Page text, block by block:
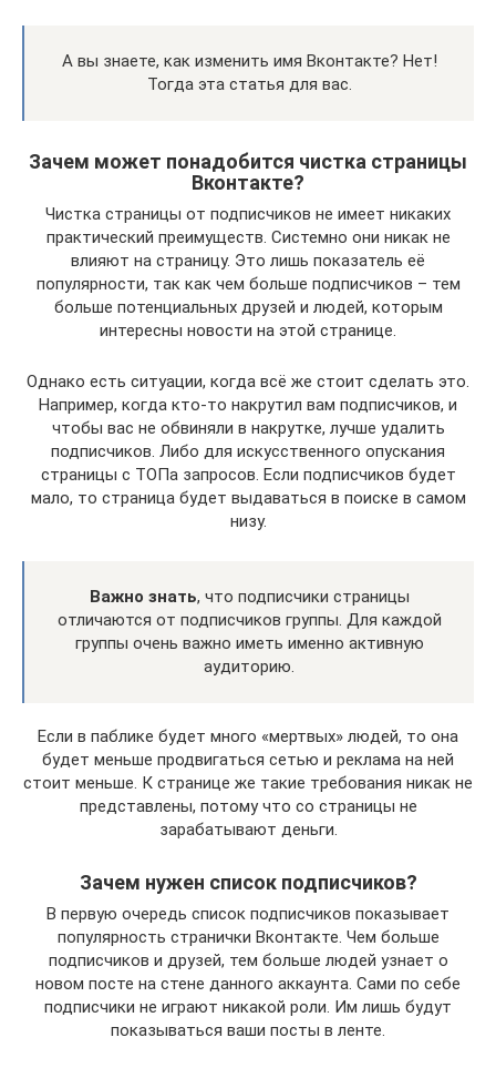
А вы знаете, как изменить имя Вконтакте? Нет!
Тогда эта статья для вас.
Зачем может понадобится чистка страницы
Вконтакте?
Чистка страницы от подписчиков не имеет никаких
практический преимуществ. Системно они никак не
влияют на страницу. Это лишь показатель её
популярности, так как чем больше подписчиков – тем
больше потенциальных друзей и людей, которым
интересны новости на этой странице.
Однако есть ситуации, когда всё же стоит сделать это.
Например, когда кто-то накрутил вам подписчиков, и
чтобы вас не обвиняли в накрутке, лучше удалить
подписчиков. Либо для искусственного опускания
страницы с ТОПа запросов. Если подписчиков будет
мало, то страница будет выдаваться в поиске в самом
низу.
Важно знать, что подписчики страницы
отличаются от подписчиков группы. Для каждой
группы очень важно иметь именно активную
аудиторию.
Если в паблике будет много «мертвых» людей, то она
будет меньше продвигаться сетью и реклама на ней
стоит меньше. К странице же такие требования никак не
представлены, потому что со страницы не
зарабатывают деньги.
Зачем нужен список подписчиков?
В первую очередь список подписчиков показывает
популярность странички Вконтакте. Чем больше
подписчиков и друзей, тем больше людей узнает о
новом посте на стене данного аккаунта. Сами по себе
подписчики не играют никакой роли. Им лишь будут
показываться ваши посты в ленте.